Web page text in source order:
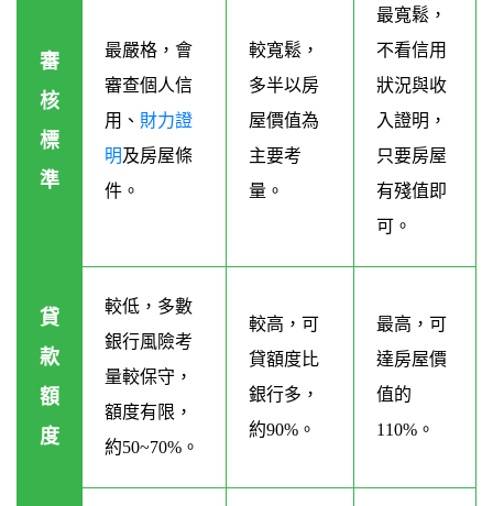
審
核
標
準
最嚴格，會
審查個人信
用、 財力證
明及房屋條
件。
較寬鬆，
多半以房
屋價值為
主要考
量。
最寬鬆，
不看信用
狀況與收
入證明，
只要房屋
有殘值即
可。
貸
款
額
度
較低，多數
銀行風險考
量較保守，
額度有限，
約50~70%。
較高，可
貸額度比
銀行多，
約90%。
最高，可
達房屋價
值的
110%。